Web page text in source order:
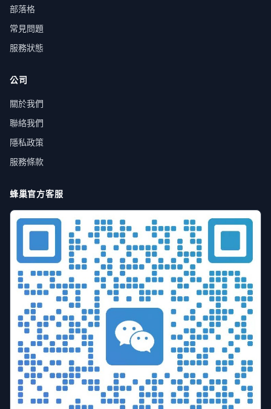
部落格
常見問題
服務狀態
公司
關於我們
聯絡我們
隱私政策
服務條款
蜂巢官方客服